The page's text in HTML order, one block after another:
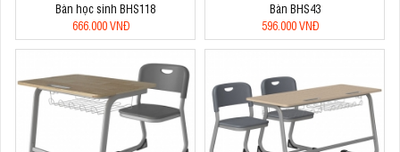
Bàn học sinh BHS118
666.000 VNĐ
Bàn BHS43
596.000 VNĐ